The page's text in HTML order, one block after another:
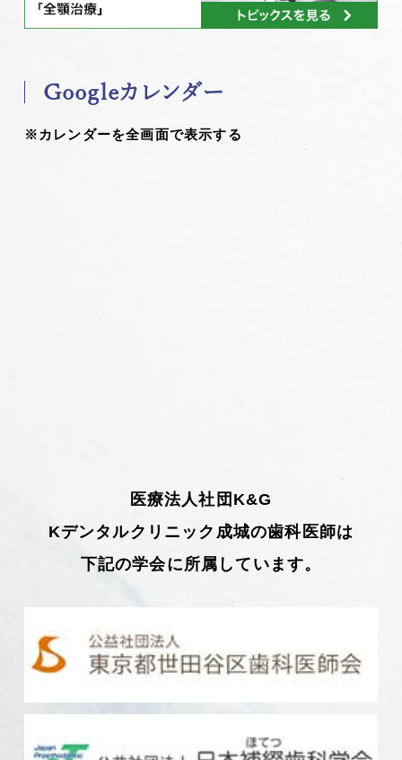
Googleカレンダー
※カレンダーを全画面で表示する
医療法人社団K&G
Kデンタルクリニック成城の歯科医師は
下記の学会に所属しています。